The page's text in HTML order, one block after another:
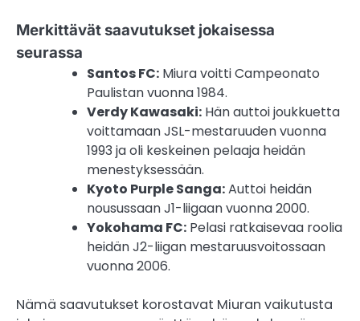
Merkittävät saavutukset jokaisessa
seurassa
Santos FC: Miura voitti Campeonato
Paulistan vuonna 1984.
Verdy Kawasaki: Hän auttoi joukkuetta
voittamaan JSL-mestaruuden vuonna
1993 ja oli keskeinen pelaaja heidän
menestyksessään.
Kyoto Purple Sanga:Auttoi heidän
nousussaan J1-liigaan vuonna 2000.
Yokohama FC: Pelasi ratkaisevaa roolia
heidän J2-liigan mestaruusvoitossaan
vuonna 2006.
Nämä saavutukset korostavat Miuran vaikutusta